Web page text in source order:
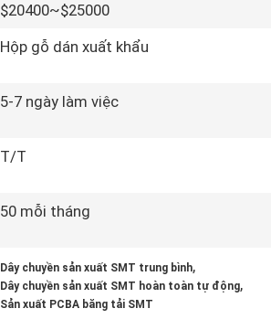
$20400~$25000
Hộp gỗ dán xuất khẩu
5-7 ngày làm việc
T/T
50 mỗi tháng
Dây chuyền sản xuất SMT trung bình,
Dây chuyền sản xuất SMT hoàn toàn tự động,
Sản xuất PCBA băng tải SMT